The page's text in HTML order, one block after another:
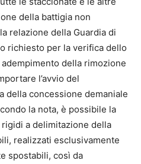
della battigia non
relazione della Guardia di
richiesto per la verifica dello
della rimozione
l’avvio del
della concessione demaniale
la nota, è possibile la
a delimitazione della
realizzati esclusivamente
spostabili, così da